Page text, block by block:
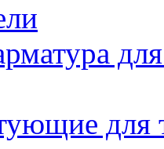
для